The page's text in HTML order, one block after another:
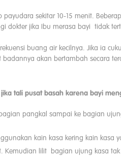
sekitar 10-15 menit.
dokter jika Ibu merasa bayi tidak
buang air kecilnya. Jika ia
akan bertambah secara
tali pusat basah karena bayi
pangkal sampai ke bagian
kain kasa kering kain kasa
Kemudian lilit bagian ujung kasa